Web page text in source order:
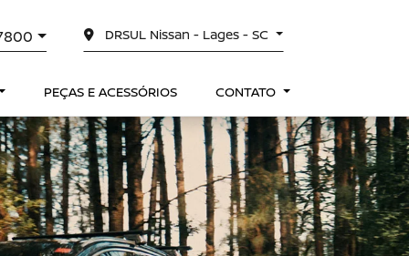
DRSUL Nissan - Lages - SC
PEÇAS E ACESSÓRIOS CONTATO